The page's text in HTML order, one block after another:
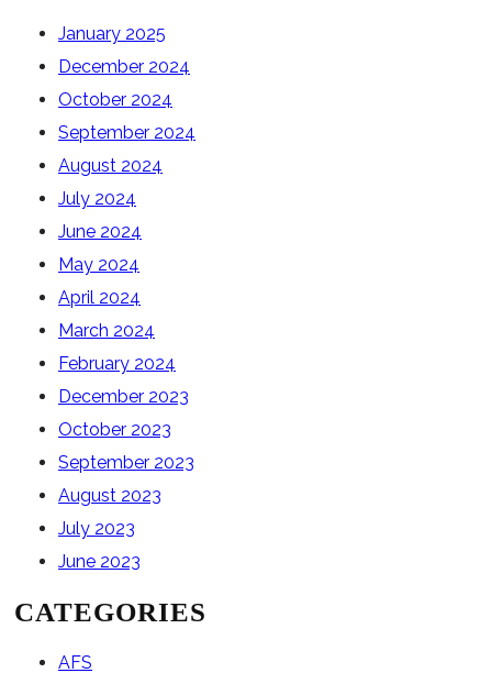
January 2025
December 2024
October 2024
September 2024
August 2024
July 2024
June 2024
May 2024
April 2024
March 2024
February 2024
December 2023
October 2023
September 2023
August 2023
July 2023
June 2023
CATEGORIES
AFS